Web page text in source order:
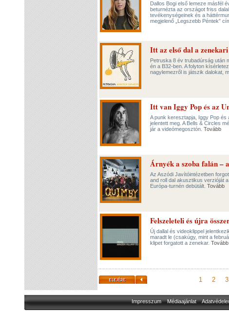
Dallos Bogi első lemeze másfél
beturnézta az országot friss
tevékenységeinek és a
megjelenő „Legszebb Péntek”
Itt az első dal a
Petruska 8 év trubadúrság után
én a B32-ben. A folyton
nagylemezről is játszik dalokat,
Itt van Iggy Pop és az
A punk keresztapja, Iggy Pop
jelentett meg. A Bells & Circles
jár a videómegosztón. Tovább
Árnyék a szoba falán –
Az Aszódi Javítóintézetben
and roll dal akusztikus verzióját
Európa-turnén debütált. Tovább
Felszeleteli és újra
Új dallal és videoklippel
maradt le (csakúgy, mint a
klipet forgatott a zenekar. Tovább
1 2 3
Impresszum Médiaajánlat